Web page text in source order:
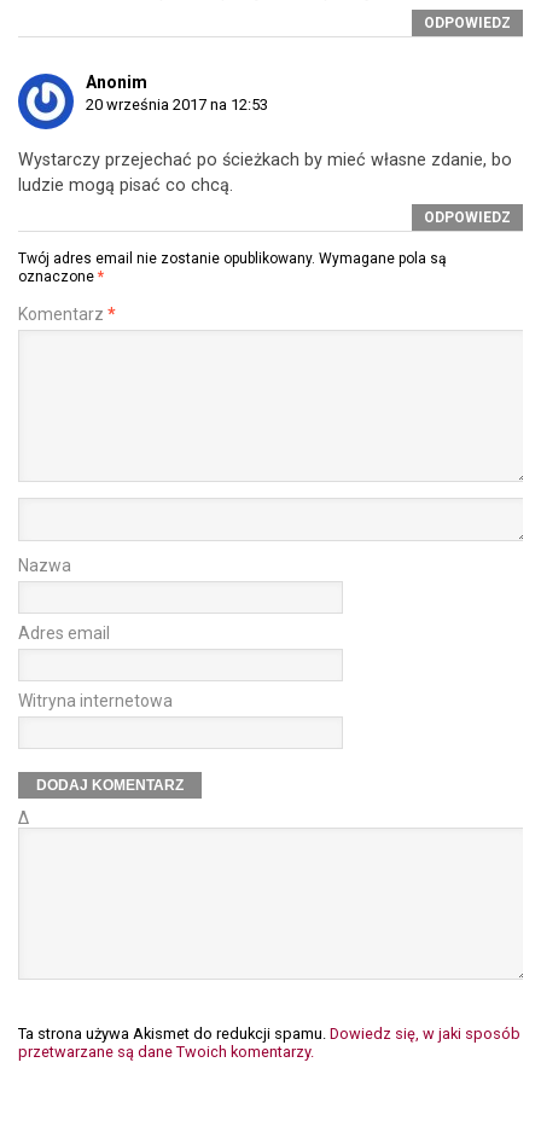
ODPOWIEDZ
Anonim
20 września 2017 na 12:53
Wystarczy przejechać po ścieżkach by mieć własne zdanie, bo
ludzie mogą pisać co chcą.
ODPOWIEDZ
Twój adres email nie zostanie opublikowany. Wymagane pola są
oznaczone *
Komentarz *
Nazwa
Adres email
Witryna internetowa
Δ
Ta strona używa Akismet do redukcji spamu. Dowiedz się, w jaki sposób
przetwarzane są dane Twoich komentarzy.